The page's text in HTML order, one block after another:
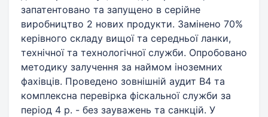
запатентовано та запущено в серійне
виробництво 2 нових продукти. Замінено 70%
керівного складу вищої та середньої ланки,
технічної та технологічної служби. Опробовано
методику залучення за наймом іноземних
фахівців. Проведено зовнішній аудит В4 та
комплексна перевірка фіскальної служби за
період 4 р. - без зауважень та санкцій. У